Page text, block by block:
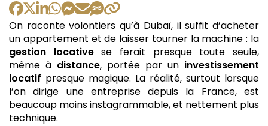
On raconte volontiers qu’à Dubaï, il suffit d’acheter
un appartement et de laisser tourner la machine : la
gestion locativese ferait presque toute seule,
même à distance, portée par un investissement
locatif presque magique. La réalité, surtout lorsque
l’on dirige une entreprise depuis la France, est
beaucoup moins instagrammable, et nettement plus
technique.